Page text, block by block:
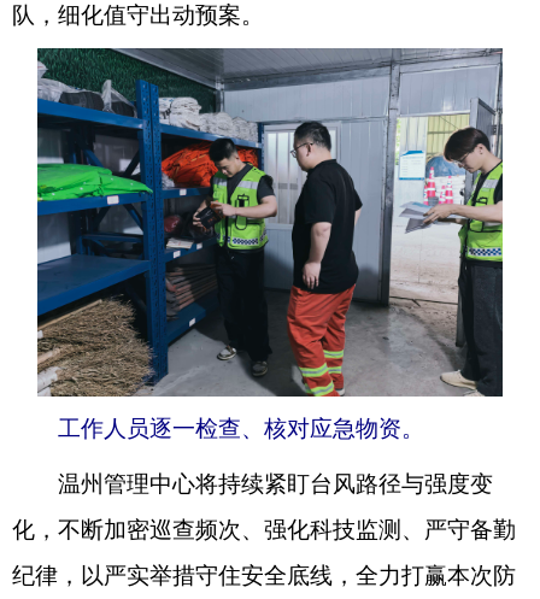
队，细化值守出动预案。
工作人员逐一检查、核对应急物资。
温州管理中心将持续紧盯台风路径与强度变
化，不断加密巡查频次、强化科技监测、严守备勤
纪律，以严实举措守住安全底线，全力打赢本次防